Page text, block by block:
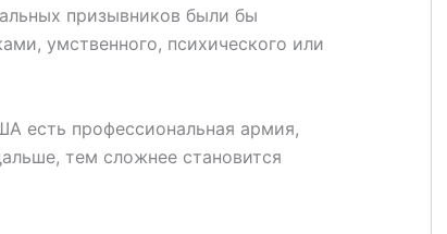
призывников были бы
умственного, психического или
есть профессиональная армия,
тем сложнее становится